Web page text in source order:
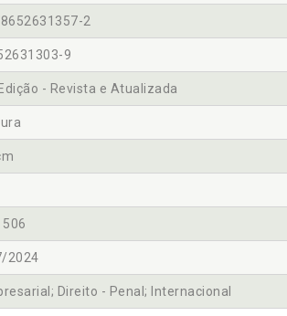
2
9
- Revista e Atualizada
506
2024
Direito - Penal; Internacional